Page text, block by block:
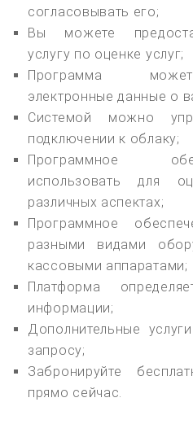
согласовывать его;
Вы можете
услугу по оценке услуг;
Программа может
электронные данные о
Системой можно
подключении к облаку;
Программное
использовать для
различных аспектах;
Программное
разными видами
кассовыми аппаратами;
Платформа
информации;
Дополнительные
запросу;
Забронируйте
прямо сейчас.